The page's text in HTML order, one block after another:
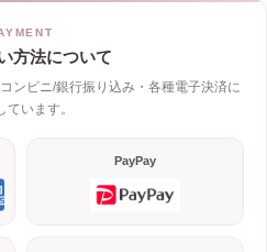
方法について
ンビニ/銀行振り込み・各種電子決済に
ています。
PayPay